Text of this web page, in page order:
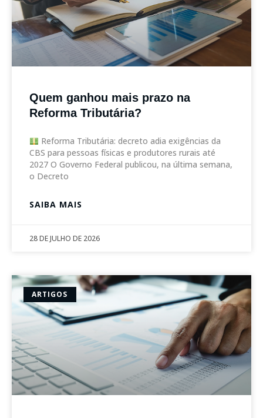
Quem ganhou mais prazo na
Reforma Tributária?
Reforma Tributária: decreto adia exigências da
CBS para pessoas físicas e produtores rurais até
2027 O Governo Federal publicou, na última semana,
o Decreto
SAIBA MAIS
28 DE JULHO DE 2026
ARTIGOS